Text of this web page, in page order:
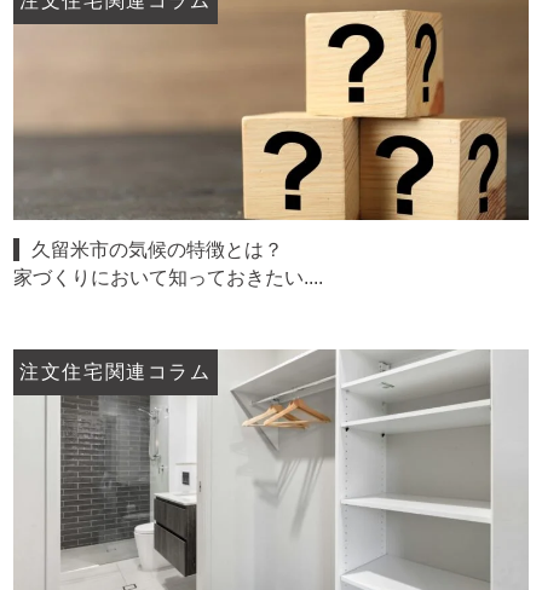
久留米市の気候の特徴とは？
家づくりにおいて知っておきたい....
注文住宅関連コラム